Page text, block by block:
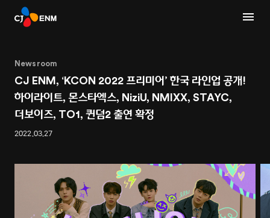
Newsroom
CJ ENM, ‘KCON 2022 프리미어’ 한국 라인업 공개!
하이라이트, 몬스타엑스, NiziU, NMIXX, STAYC,
더보이즈, TO1, 퀸덤2 출연 확정
2022.03.27